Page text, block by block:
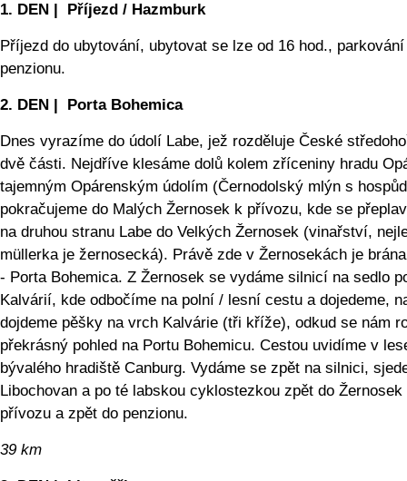
1. DEN | Příjezd / Hazmburk
Příjezd do ubytování, ubytovat se lze od 16 hod., parkování
penzionu.
2. DEN | Porta Bohemica
Dnes vyrazíme do údolí Labe, jež rozděluje České
dvě části. Nejdříve klesáme dolů kolem zříceniny hradu
tajemným Opárenským údolím (Černodolský mlýn s
pokračujeme do Malých Žernosek k přívozu, kde se
na druhou stranu Labe do Velkých Žernosek (vinařství,
müllerka je žernosecká). Právě zde v Žernosekách je
- Porta Bohemica. Z Žernosek se vydáme silnicí na sedlo
Kalvárií, kde odbočíme na polní / lesní cestu a dojedeme,
dojdeme pěšky na vrch Kalvárie (tři kříže), odkud se nám
překrásný pohled na Portu Bohemicu. Cestou uvidíme v
bývalého hradiště Canburg. Vydáme se zpět na silnici,
Libochovan a po té labskou cyklostezkou zpět do Žernosek
přívozu a zpět do penzionu.
39 km